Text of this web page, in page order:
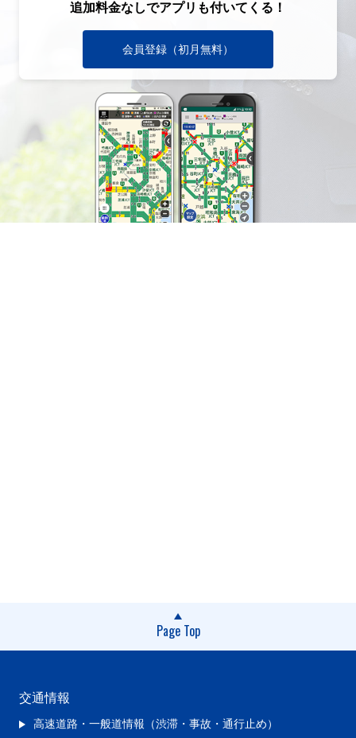
追加料金なしでアプリも付いてくる！
会員登録（初月無料）
Page Top
交通情報
高速道路・一般道情報（渋滞・事故・通行止め）